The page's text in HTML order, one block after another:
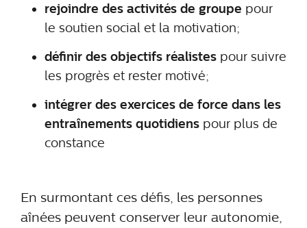
rejoindre des activités de groupe pour
le soutien social et la motivation;
définir des objectifs réalistespour suivre
les progrès et rester motivé;
intégrer des exercices de force dans les
entraînements quotidienspour plus de
constance
En surmontant ces défis, les personnes
aînées peuvent conserver leur autonomie,